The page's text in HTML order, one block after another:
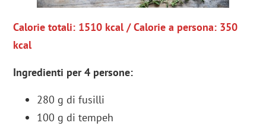
Calorie totali: 1510 kcal / Calorie a persona: 350
kcal
Ingredienti per 4 persone:
280 g di fusilli
100 g di tempeh